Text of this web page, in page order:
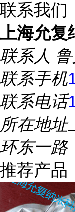
联系我们
上海允复
联系人
联系手机
联系电话
所在地址
环东一路
推荐产品